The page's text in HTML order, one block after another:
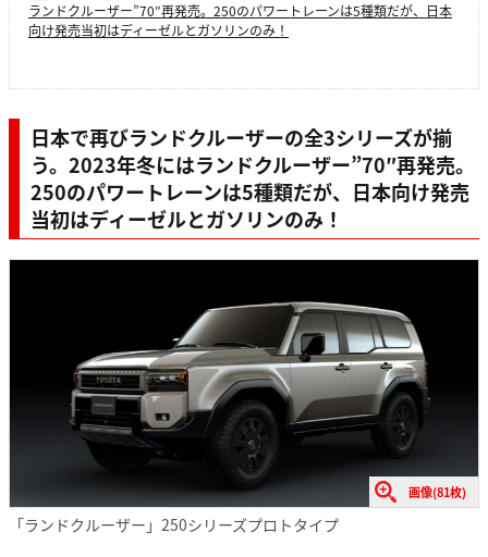
ランドクルーザー”70″再発売。250のパワートレーンは5種類だが、日本
向け発売当初はディーゼルとガソリンのみ！
日本で再びランドクルーザーの全3シリーズが揃
う。2023年冬にはランドクルーザー”70″再発売。
250のパワートレーンは5種類だが、日本向け発売
当初はディーゼルとガソリンのみ！
画像(81枚)
「ランドクルーザー」250シリーズプロトタイプ